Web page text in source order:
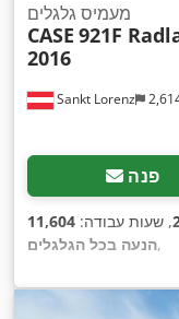
Sankt Lorenz
מעמיס גלגלים
CASE 921F
2016
פנה
, שעות עבודה:
הנעה בכל הגלגלים,